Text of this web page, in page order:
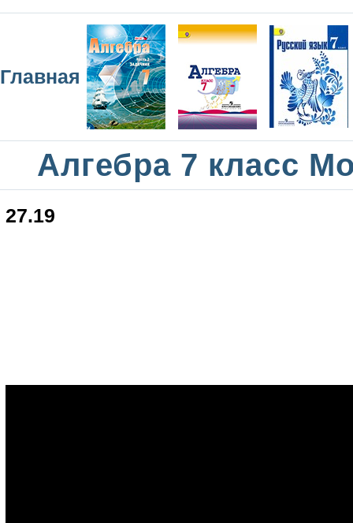
Главная
Алгебра 7 класс
27.19